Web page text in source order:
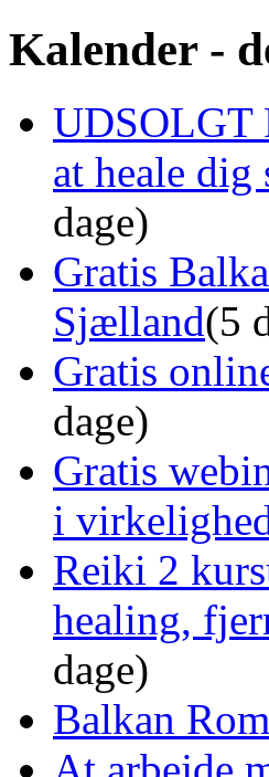
Kalender -
UDSOLGT
at heale
dage)
Gratis
Sjælland(5
Gratis
dage)
Gratis
i
Reiki 2
healing,
dage)
Balkan